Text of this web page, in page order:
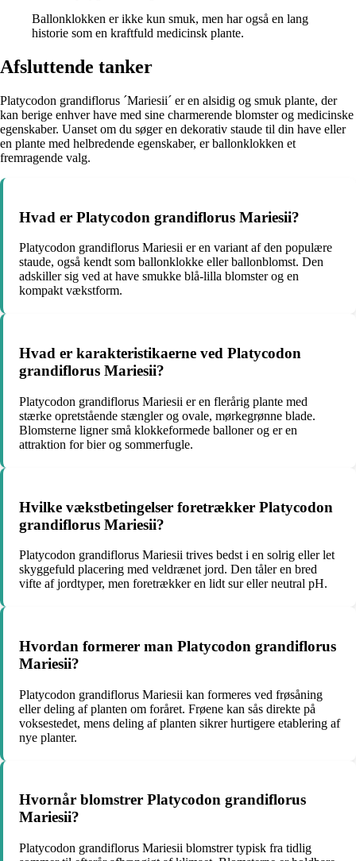
Ballonklokken er ikke kun smuk, men har også en lang
historie som en kraftfuld medicinsk plante.
Afsluttende tanker
Platycodon grandiflorus ´Mariesii´ er en alsidig og smuk plante, der
kan berige enhver have med sine charmerende blomster og medicinske
egenskaber. Uanset om du søger en dekorativ staude til din have eller
en plante med helbredende egenskaber, er ballonklokken et
fremragende valg.
Hvad er Platycodon grandiflorus Mariesii?
Platycodon grandiflorus Mariesii er en variant af den populære
staude, også kendt som ballonklokke eller ballonblomst. Den
adskiller sig ved at have smukke blå-lilla blomster og en
kompakt vækstform.
Hvad er karakteristikaerne ved Platycodon
grandiflorus Mariesii?
Platycodon grandiflorus Mariesii er en flerårig plante med
stærke opretstående stængler og ovale, mørkegrønne blade.
Blomsterne ligner små klokkeformede balloner og er en
attraktion for bier og sommerfugle.
Hvilke vækstbetingelser foretrækker Platycodon
grandiflorus Mariesii?
Platycodon grandiflorus Mariesii trives bedst i en solrig eller let
skyggefuld placering med veldrænet jord. Den tåler en bred
vifte af jordtyper, men foretrækker en lidt sur eller neutral pH.
Hvordan formerer man Platycodon grandiflorus
Mariesii?
Platycodon grandiflorus Mariesii kan formeres ved frøsåning
eller deling af planten om foråret. Frøene kan sås direkte på
voksestedet, mens deling af planten sikrer hurtigere etablering af
nye planter.
Hvornår blomstrer Platycodon grandiflorus
Mariesii?
Platycodon grandiflorus Mariesii blomstrer typisk fra tidlig